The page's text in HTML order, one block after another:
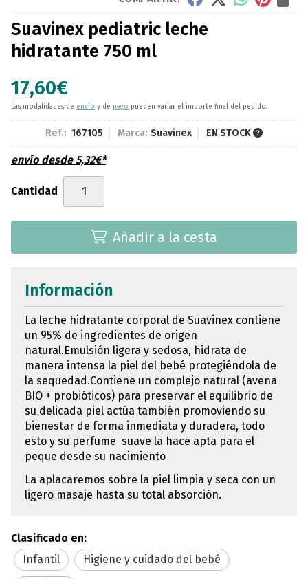
Suavinex pediatric leche
hidratante 750 ml
17,60€
Las modalidades de envío y de pago pueden variar el importe final del pedido.
Ref.: 167105 Marca: Suavinex EN STOCK
envío desde5,32€*
Cantidad
Añadir a la cesta
Información
La leche hidratante corporal de Suavinex contiene
un 95% de ingredientes de origen
natural.Emulsión ligera y sedosa, hidrata de
manera intensa la piel del bebé protegiéndola de
la sequedad.Contiene un complejo natural (avena
BIO + probióticos) para preservar el equilibrio de
su delicada piel actúa también promoviendo su
bienestar de forma inmediata y duradera, todo
esto y su perfume suave la hace apta para el
peque desde su nacimiento
La aplacaremos sobre la piel limpia y seca con un
ligero masaje hasta su total absorción.
Clasificado en:
Infantil
Higiene y cuidado del bebé